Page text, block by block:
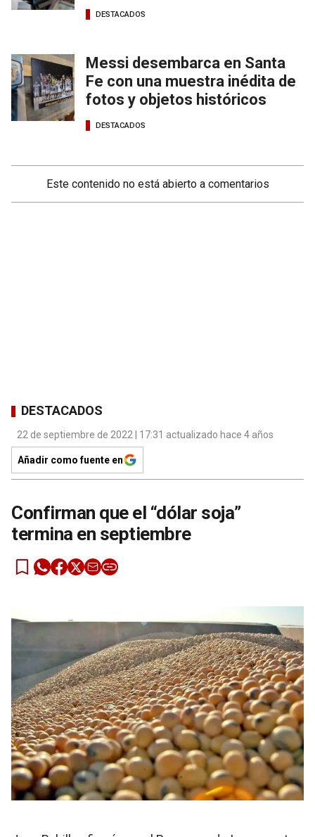
DESTACADOS
Messi desembarca en Santa
Fe con una muestra inédita de
fotos y objetos históricos
DESTACADOS
Este contenido no está abierto a comentarios
DESTACADOS
22 de septiembre de 2022 | 17:31 actualizado hace 4 años
Añadir como fuente en
Confirman que el “dólar soja”
termina en septiembre